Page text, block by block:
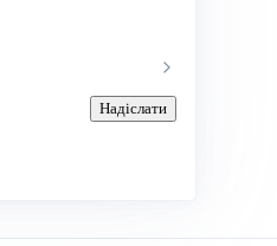
Надіслати